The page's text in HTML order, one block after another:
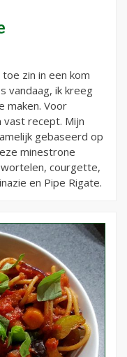
zin in een kom
vandaag, ik kreeg
maken. Voor
recept. Mijn
gebaseerd op
minestrone
courgette,
en Pipe Rigate.